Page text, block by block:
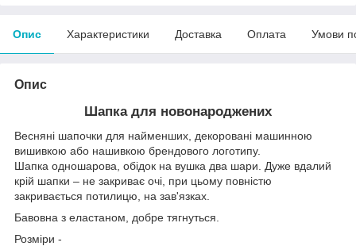
Опис Характеристики Доставка Оплата Умови
Опис
Шапка для новонароджених
Весняні шапочки для найменших, декоровані машинною
вишивкою або нашивкою брендового логотипу.
Шапка одношарова, обідок на вушка два шари. Дуже вдалий
крій шапки – не закриває очі, при цьому повністю
закривається потилицю, на зав'язках.
Бавовна з еластаном, добре тягнуться.
Розміри -